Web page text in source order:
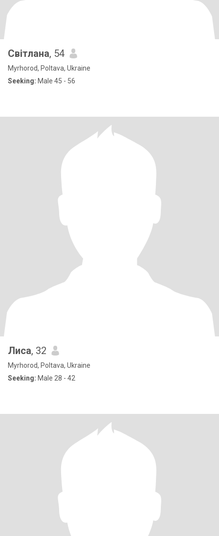
Світлана, 54
Myrhorod, Poltava, Ukraine
Seeking: Male 45 - 56
Лиса, 32
Myrhorod, Poltava, Ukraine
Seeking: Male 28 - 42